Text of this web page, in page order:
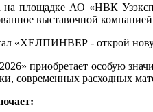
на площадке АО «НВК
выставочной
«ХЕЛПИНВЕР - открой
приобретает особую
современных расходных